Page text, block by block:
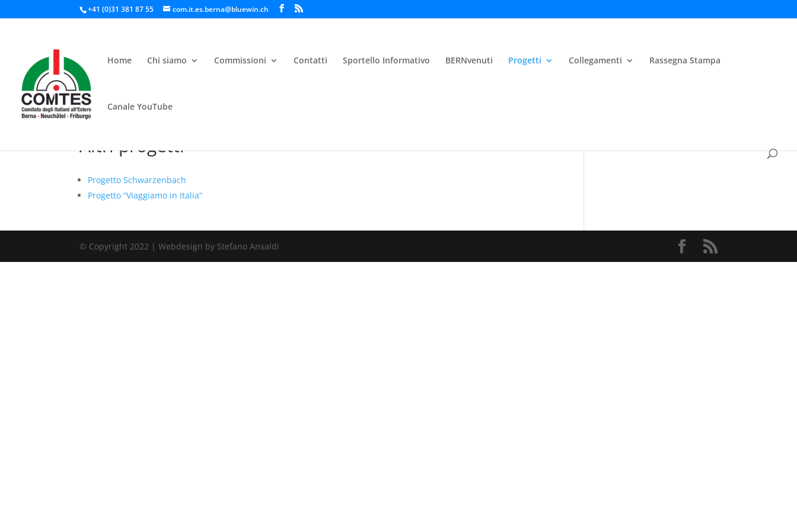
+41 (0)31 381 87 55 com.it.es.berna@bluewin.ch
Home Chi siamo Commissioni Contatti Sportello Informativo BERNvenuti Progetti Collegamenti Rassegna Stampa
Canale YouTube
Altri progetti
Progetto Schwarzenbach
Progetto “Viaggiamo in Italia”
© Copyright 2022 | Webdesign by Stefano Ansaldi